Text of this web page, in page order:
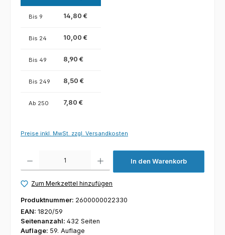
Bis 9 14,80 €
Bis 24 10,00 €
Bis 49 8,90 €
Bis 249 8,50 €
Ab 250 7,80 €
Preise inkl. MwSt. zzgl. Versandkosten
In den Warenkorb
Zum Merkzettel hinzufügen
Produktnummer: 2600000022330
EAN: 1820/59
Seitenanzahl: 432 Seiten
Auflage: 59. Auflage